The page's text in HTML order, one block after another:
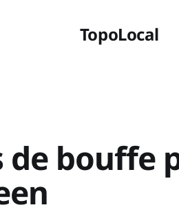
TopoLocal
de bouffe